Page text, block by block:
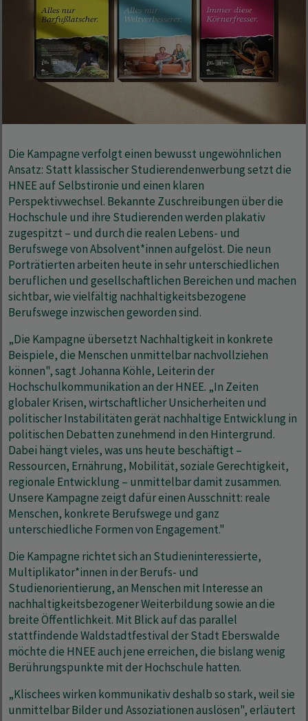
Die Kampagne verfolgt einen bewusst ungewöhnlichen
Ansatz: Statt klassischer Studierendenwerbung setzt die
HNEE auf Selbstironie und einen klaren
Perspektivwechsel. Bekannte Zuschreibungen über die
Hochschule und ihre Studierenden werden plakativ
zugespitzt – und durch die realen Lebens- und
Berufswege von Absolvent*innen aufgelöst. Die neun
Porträtierten arbeiten heute in sehr unterschiedlichen
beruflichen und gesellschaftlichen Bereichen und machen
sichtbar, wie vielfältig nachhaltigkeitsbezogene
Berufswege inzwischen geworden sind.
„Die Kampagne übersetzt Nachhaltigkeit in konkrete
Beispiele, die Menschen unmittelbar nachvollziehen
können", sagt Johanna Köhle, Leiterin der
Hochschulkommunikation an der HNEE. „In Zeiten
globaler Krisen, wirtschaftlicher Unsicherheiten und
politischer Instabilitäten gerät nachhaltige Entwicklung in
politischen Debatten zunehmend in den Hintergrund.
Dabei hängt vieles, was uns heute beschäftigt –
Ressourcen, Ernährung, Mobilität, soziale Gerechtigkeit,
regionale Entwicklung – unmittelbar damit zusammen.
Unsere Kampagne zeigt dafür einen Ausschnitt: reale
Menschen, konkrete Berufswege und ganz
unterschiedliche Formen von Engagement."
Die Kampagne richtet sich an Studieninteressierte,
Multiplikator*innen in der Berufs- und
Studienorientierung, an Menschen mit Interesse an
nachhaltigkeitsbezogener Weiterbildung sowie an die
breite Öffentlichkeit. Mit Blick auf das parallel
stattfindende Waldstadtfestival der Stadt Eberswalde
möchte die HNEE auch jene erreichen, die bislang wenig
Berührungspunkte mit der Hochschule hatten.
„Klischees wirken kommunikativ deshalb so stark, weil sie
unmittelbar Bilder und Assoziationen auslösen", erläutert